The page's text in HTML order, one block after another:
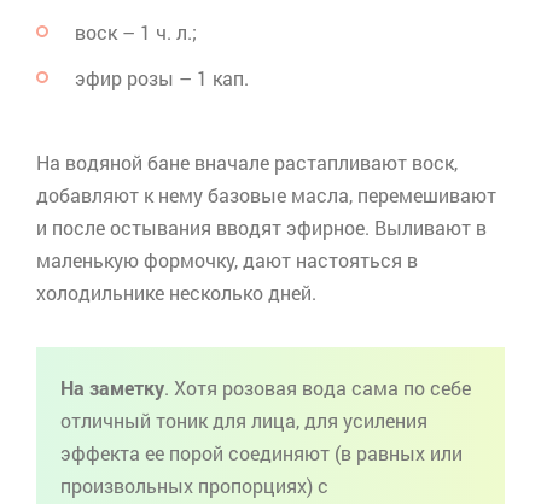
воск – 1 ч. л.;
эфир розы – 1 кап.
На водяной бане вначале растапливают воск,
добавляют к нему базовые масла, перемешивают
и после остывания вводят эфирное. Выливают в
маленькую формочку, дают настояться в
холодильнике несколько дней.
На заметку. Хотя розовая вода сама по себе
отличный тоник для лица, для усиления
эффекта ее порой соединяют (в равных или
произвольных пропорциях) с